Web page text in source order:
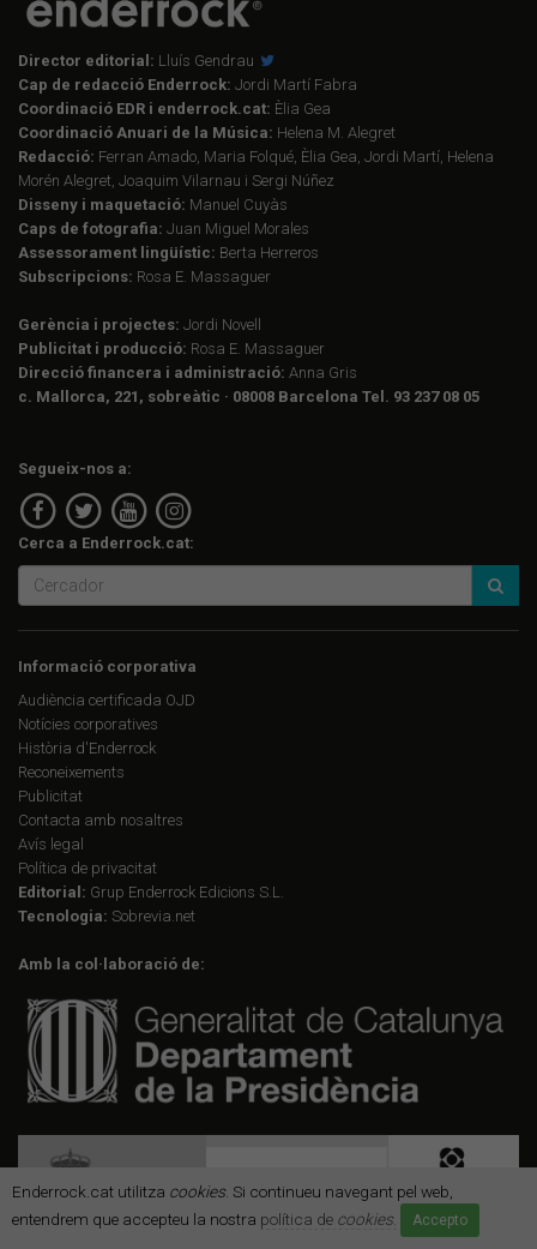
Enderrock.cat utilitza cookies. Si continueu navegant pel web,
entendrem que accepteu la nostra política de cookies. Accepto
Director editorial: Lluís Gendrau
Cap de redacció Enderrock: Jordi Martí Fabra
Coordinació EDR i enderrock.cat: Èlia Gea
Coordinació Anuari de la Música: Helena M. Alegret
Redacció: Ferran Amado, Maria Folqué, Èlia Gea, Jordi Martí, Helena
Morén Alegret, Joaquim Vilarnau i Sergi Núñez
Disseny i maquetació: Manuel Cuyàs
Caps de fotografia: Juan Miguel Morales
Assessorament lingüístic: Berta Herreros
Subscripcions: Rosa E. Massaguer
Gerència i projectes: Jordi Novell
Publicitat i producció: Rosa E. Massaguer
Direcció financera i administració: Anna Gris
c. Mallorca, 221, sobreàtic · 08008 Barcelona Tel. 93 237 08 05
Segueix-nos a:
Cerca a Enderrock.cat:
Informació corporativa
Audiència certificada OJD
Notícies corporatives
Història d'Enderrock
Reconeixements
Publicitat
Contacta amb nosaltres
Avís legal
Política de privacitat
Editorial: Grup Enderrock Edicions S.L.
Tecnologia: Sobrevia.net
Amb la col·laboració de: